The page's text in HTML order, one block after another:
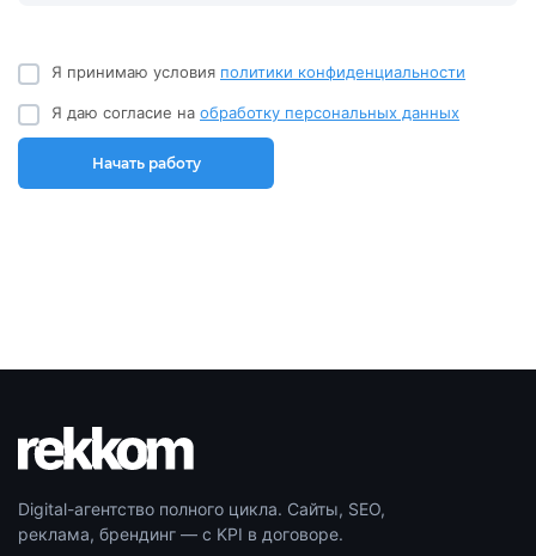
Я принимаю условия политики конфиденциальности
Я даю согласие на обработку персональных данных
Начать работу
Digital-агентство полного цикла. Сайты, SEO,
реклама, брендинг — с KPI в договоре.